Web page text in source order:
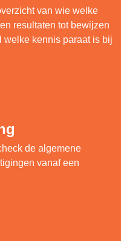
van wie welke
resultaten tot bewijzen
welke kennis paraat is bij
de algemene
vanaf een